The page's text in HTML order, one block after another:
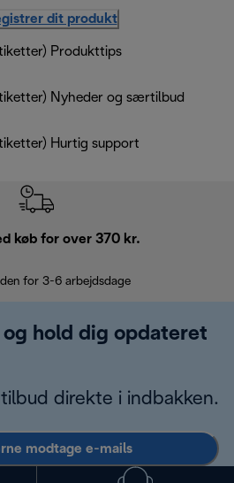
dit produkt
Produkttips
Nyheder og særtilbud
Hurtig support
køb for over 370 kr.
for 3-6 arbejdsdage
hold dig opdateret
direkte i indbakken.
modtage e-mails